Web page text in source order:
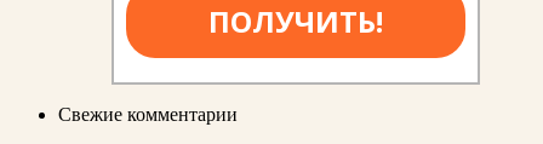
ПОЛУЧИТЬ!
Свежие комментарии